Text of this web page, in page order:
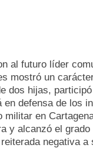
al futuro líder
mostró un
dos hijas,
en defensa de los
militar en
y alcanzó el grado
negativa